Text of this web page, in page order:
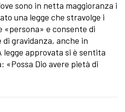
sono in netta maggioranza i
una legge che stravolge i
e consente di
gravidanza, anche in
legge approvata si è sentita
«Possa Dio avere pietà di